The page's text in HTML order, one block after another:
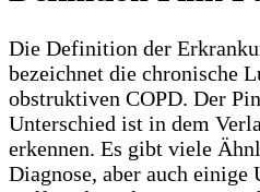
Die Definition der
bezeichnet die chronische
obstruktiven COPD. Der
Unterschied ist in dem
erkennen. Es gibt viele
Diagnose, aber auch einige